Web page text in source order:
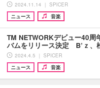
2024.11.14 ｜ SPICER
ニュース
音楽
TM NETWORKデビュー40周
バムをリリース決定 B’ｚ、
2024.4.5 ｜ SPICER
ニュース
音楽